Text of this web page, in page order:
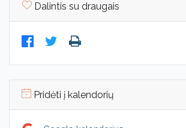
Dalintis su draugais
Pridėti į kalendorių